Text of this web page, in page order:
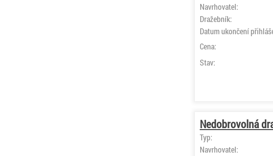
Navrhovatel:
Dražebník:
Datum ukončení
Cena:
Stav:
Nedobrovolná
Typ:
Navrhovatel: